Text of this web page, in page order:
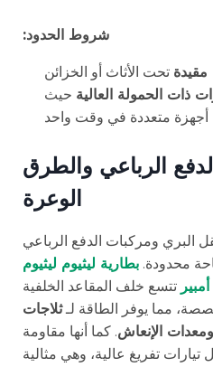
شروط الحدود:
مقيدة تحت الأثاث أو الخزائن
ذات الحمولة العالية حيث
أجهزة متعددة في وقت واحد
الرباعي والطرق
الوعرة
البري ومركبات الدفع الرباعي
محدودة. بطارية ليثيوم ليثيوم
تتسع خلف المقاعد الخلفية
مما يوفر الطاقة لـثلاجات
الإنعاش. كما أنها مقاومة
تفريغ عالية، وهي مثالية